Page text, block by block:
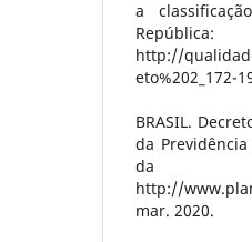
a
http://
eto%202_172-
BRASIL.
da
da
http://
mar. 2020.